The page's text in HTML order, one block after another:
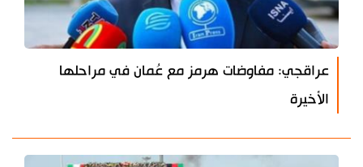
عراقجي: مفاوضات هرمز مع عُمان في مراحلها
الأخيرة